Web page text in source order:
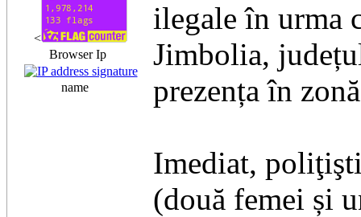
<
Browser Ip
name
ilegale în urma
Jimbolia,
prezența în
Imediat,
(două femei și